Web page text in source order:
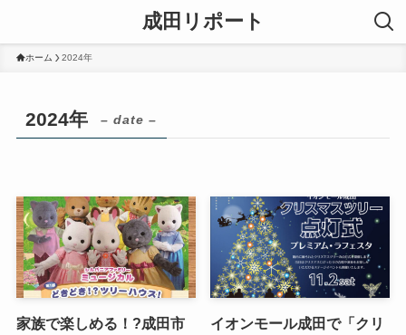
成田リポート
ホーム 2024年
2024年 – date –
家族で楽しめる！?成田市
イオンモール成田で「クリ